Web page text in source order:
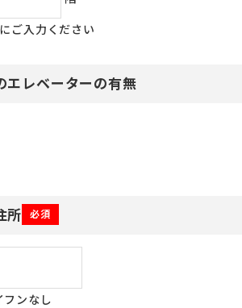
ご入力ください
エレベーターの有無
所 必須
ンなし
4 5
11 12